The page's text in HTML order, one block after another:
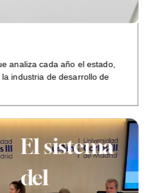
analiza cada año el estado,
industria de desarrollo de
El sistema
del